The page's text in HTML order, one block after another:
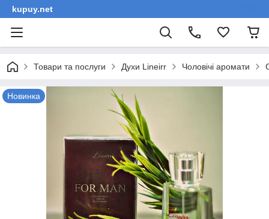
kupuy.net
Товари та послуги Духи Lineirr Чоловічі аромати
Новинка